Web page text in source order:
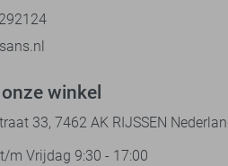
winkel
33, 7462 AK RIJSSEN
m Vrijdag 9:30 - 17:00